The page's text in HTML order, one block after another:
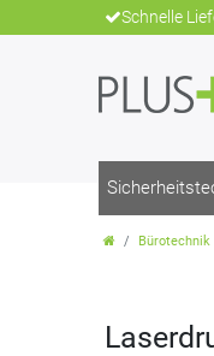
Schnelle
Bürotechnik